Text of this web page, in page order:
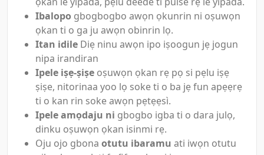
Ibalopo gbogbogbo awọn ọkunrin ni oṣuwọn
ọkan ti o ga ju awọn obinrin lọ.
Itan idile Diẹ ninu awọn ipo iṣoogun jẹ jogun
nipa irandiran
Ipele iṣẹ-ṣiṣe oṣuwọn ọkan rẹ pọ si pẹlu iṣẹ
ṣiṣe, nitorinaa yoo lọ soke ti o ba jẹ fun apẹẹrẹ
ti o kan rin soke awọn pẹtẹẹsì.
Ipele amọdaju ni gbogbo igba ti o dara julọ,
dinku oṣuwọn ọkan isinmi rẹ.
Oju ojo gbona otutu ibaramu ati iwọn otutu